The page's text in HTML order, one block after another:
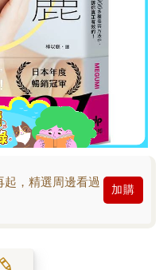
，精選周邊看過
加購